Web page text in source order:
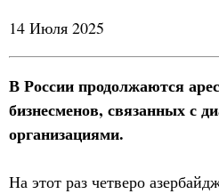
14 Июля 2025
В России продолжаются
бизнесменов, связанных с
организациями.
На этот раз четверо